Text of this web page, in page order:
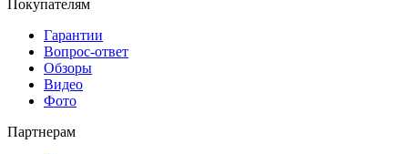
Покупателям
Гарантии
Вопрос-ответ
Обзоры
Видео
Фото
Партнерам